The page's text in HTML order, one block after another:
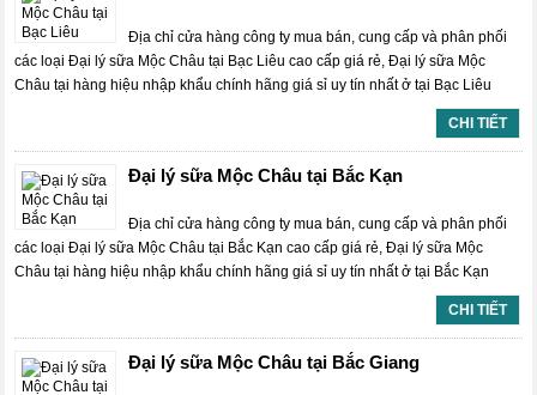
Địa chỉ cửa hàng công ty mua bán, cung cấp và phân phối
các loại Đại lý sữa Mộc Châu tại Bạc Liêu cao cấp giá rẻ, Đại lý sữa Mộc
Châu tại hàng hiệu nhập khẩu chính hãng giá sỉ uy tín nhất ở tại Bạc Liêu
CHI TIẾT
Đại lý sữa Mộc Châu tại Bắc Kạn
Địa chỉ cửa hàng công ty mua bán, cung cấp và phân phối
các loại Đại lý sữa Mộc Châu tại Bắc Kạn cao cấp giá rẻ, Đại lý sữa Mộc
Châu tại hàng hiệu nhập khẩu chính hãng giá sỉ uy tín nhất ở tại Bắc Kạn
CHI TIẾT
Đại lý sữa Mộc Châu tại Bắc Giang